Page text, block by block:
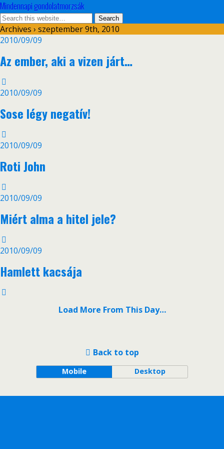
Mindennapi gondolatmorzsák
Archives › szeptember 9th, 2010
2010/09/09
Az ember, aki a vizen járt…
2010/09/09
Sose légy negatív!
2010/09/09
Roti John
2010/09/09
Miért alma a hitel jele?
2010/09/09
Hamlett kacsája
Load More From This Day…
Back to top
Mobile Desktop